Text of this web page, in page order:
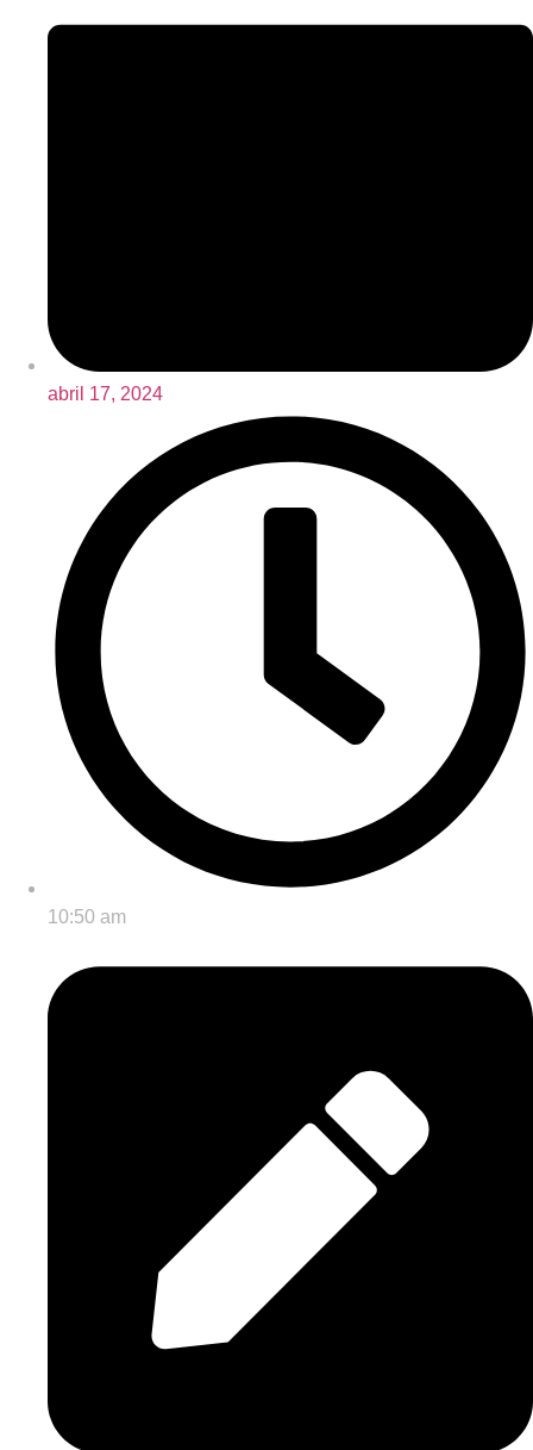
abril 17, 2024
10:50 am